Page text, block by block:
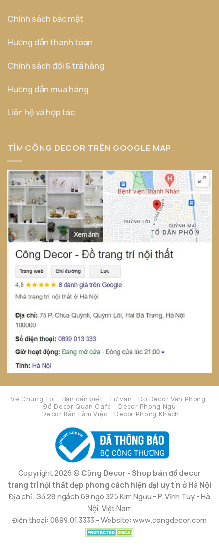
Chính sách bảo mật
Hướng dẫn thanh toán
Chính sách đổi & trả hàng
Hướng dẫn mua hàng
Liên hệ và hợp tác
TÌM CÔNG DECOR TRÊN GOOGLE MAP
Về Chúng Tôi Bạn cần biết Tư vấn
Đồ Decor Văn Phòng
Đồ Decor Quán Cafe
Decor Phòng Ngủ
Decor Bàn Làm Việc
Decor Phòng Khách
Copyright 2026 © Công Decor - Shop bán đồ decor
trang trí nội thất đẹp phong cách hiện đại uy tín ở Hà Nội
Địa chỉ: Số 28 ngách 69 ngõ 325 Kim Ngưu - P. Vĩnh Tuy - Hà
Nội, Việt Nam
Điện thoại: 0899.01.3333 - Website: www.congdecor.com